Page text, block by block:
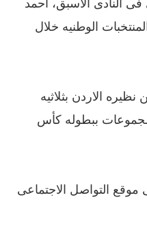
النادى الاسبق، احمد
الوطنيه خلال
الاردن بثلاثيه
ببطوله كأس
التواصل الاجتماعى